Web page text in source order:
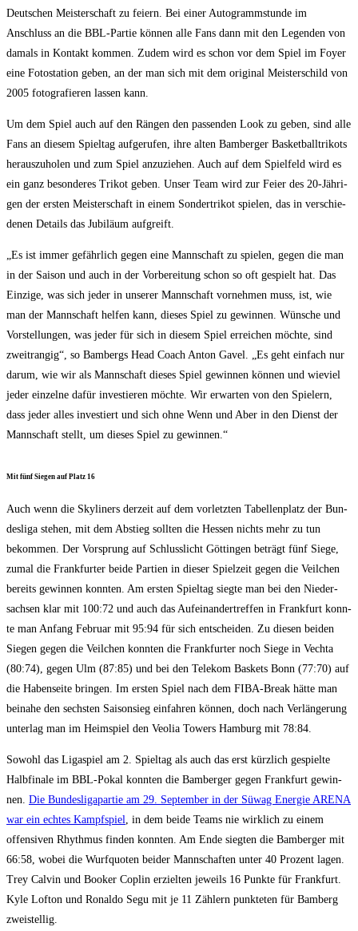
Deut­schen Meis­ter­schaft zu fei­ern. Bei einer Auto­gramm­stun­de im
Anschluss an die BBL-Par­tie kön­nen alle Fans dann mit den Legen­den von
damals in Kon­takt kom­men. Zudem wird es schon vor dem Spiel im Foy­er
eine Foto­sta­ti­on geben, an der man sich mit dem ori­gi­nal Meis­ter­schild von
2005 foto­gra­fie­ren las­sen kann.
Um dem Spiel auch auf den Rän­gen den pas­sen­den Look zu geben, sind alle
Fans an die­sem Spiel­tag auf­ge­ru­fen, ihre alten Bam­ber­ger Bas­ket­ball­tri­kots
her­aus­zu­ho­len und zum Spiel anzu­zie­hen. Auch auf dem Spiel­feld wird es
ein ganz beson­de­res Tri­kot geben. Unser Team wird zur Fei­er des 20-Jäh­ri­
gen der ers­ten Meis­ter­schaft in einem Son­der­tri­kot spie­len, das in ver­schie­
de­nen Details das Jubi­lä­um aufgreift.
„Es ist immer gefähr­lich gegen eine Mann­schaft zu spie­len, gegen die man
in der Sai­son und auch in der Vor­be­rei­tung schon so oft gespielt hat. Das
Ein­zi­ge, was sich jeder in unse­rer Mann­schaft vor­neh­men muss, ist, wie
man der Mann­schaft hel­fen kann, die­ses Spiel zu gewin­nen. Wün­sche und
Vor­stel­lun­gen, was jeder für sich in die­sem Spiel errei­chen möch­te, sind
zweit­ran­gig“, so Bam­bergs Head Coach Anton Gavel. „Es geht ein­fach nur
dar­um, wie wir als Mann­schaft die­ses Spiel gewin­nen kön­nen und wie­viel
jeder ein­zel­ne dafür inves­tie­ren möch­te. Wir erwar­ten von den Spie­lern,
dass jeder alles inves­tiert und sich ohne Wenn und Aber in den Dienst der
Mann­schaft stellt, um die­ses Spiel zu gewinnen.“
Mit fünf Sie­gen auf Platz 16
Auch wenn die Sky­li­ners der­zeit auf dem vor­letz­ten Tabel­len­platz der Bun­
des­li­ga ste­hen, mit dem Abstieg soll­ten die Hes­sen nichts mehr zu tun
bekom­men. Der Vor­sprung auf Schluss­licht Göt­tin­gen beträgt fünf Sie­ge,
zumal die Frank­fur­ter bei­de Par­tien in die­ser Spiel­zeit gegen die Veil­chen
bereits gewin­nen konn­ten. Am ers­ten Spiel­tag sieg­te man bei den Nie­der­
sach­sen klar mit 100:72 und auch das Auf­ein­an­der­tref­fen in Frank­furt konn­
te man Anfang Febru­ar mit 95:94 für sich ent­schei­den. Zu die­sen bei­den
Sie­gen gegen die Veil­chen konn­ten die Frank­fur­ter noch Sie­ge in Vech­ta
(80:74), gegen Ulm (87:85) und bei den Tele­kom Bas­kets Bonn (77:70) auf
die Haben­sei­te brin­gen. Im ers­ten Spiel nach dem FIBA-Break hät­te man
bei­na­he den sechs­ten Sai­son­sieg ein­fah­ren kön­nen, doch nach Ver­län­ge­rung
unter­lag man im Heim­spiel den Veo­lia Towers Ham­burg mit 78:84.
Sowohl das Liga­spiel am 2. Spiel­tag als auch das erst kürz­lich gespiel­te
Halb­fi­na­le im BBL-Pokal konn­ten die Bam­ber­ger gegen Frank­furt gewin­
nen. Die Bun­des­li­ga­par­tie am 29. Sep­tem­ber in der Süwag Ener­gie ARENA
war ein ech­tes Kampf­spiel , in dem bei­de Teams nie wirk­lich zu einem
offen­si­ven Rhyth­mus fin­den konn­ten. Am Ende sieg­ten die Bam­ber­ger mit
66:58, wobei die Wurf­quo­ten bei­der Mann­schaf­ten unter 40 Pro­zent lagen.
Trey Cal­vin und Boo­ker Coplin erziel­ten jeweils 16 Punk­te für Frank­furt.
Kyle Lof­ton und Ronal­do Segu mit je 11 Zäh­lern punk­te­ten für Bam­berg
zwei­stel­lig.